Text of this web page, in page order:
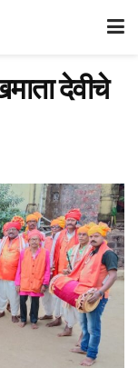
देवीचे